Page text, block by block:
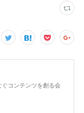
コンテンツを創る会